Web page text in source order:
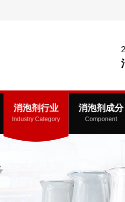
消泡剂行业
Industry Category
消泡剂成分
Component